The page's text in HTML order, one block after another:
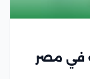
في مصر